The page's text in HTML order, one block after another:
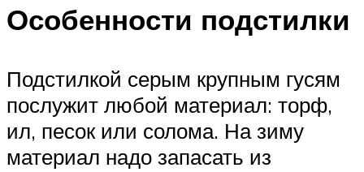
Особенности подстилки
Подстилкой серым крупным гусям
послужит любой материал: торф,
ил, песок или солома. На зиму
материал надо запасать из